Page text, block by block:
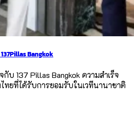
Bangkok
บ 137 Pillas Bangkok ความสำเร็จ
ทยที่ได้รับการยอมรับในเวทีนานาชาติ